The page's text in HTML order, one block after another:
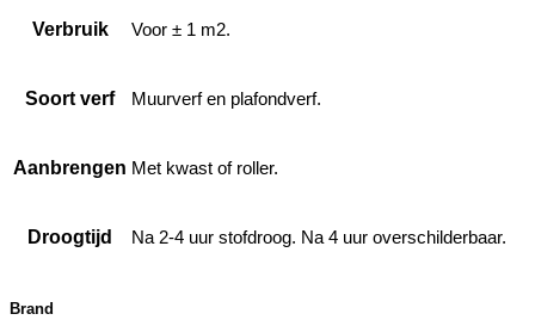
Verbruik Voor ± 1 m2.
Soort verf Muurverf en plafondverf.
Aanbrengen Met kwast of roller.
Droogtijd Na 2-4 uur stofdroog. Na 4 uur overschilderbaar.
Brand